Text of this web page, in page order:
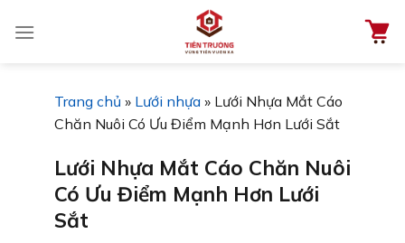
đến
Trang chủ » Lưới nhựa » Lưới Nhựa Mắt Cáo
Chăn Nuôi Có Ưu Điểm Mạnh Hơn Lưới Sắt
Lưới Nhựa Mắt Cáo Chăn Nuôi
Có Ưu Điểm Mạnh Hơn Lưới
Sắt